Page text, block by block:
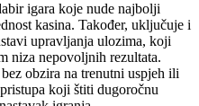
igara koje nude najbolji
kasina. Također, uključuje i
upravljanja ulozima, koji
niza nepovoljnih rezultata.
obzira na trenutni uspjeh ili
koji štiti dugoročnu